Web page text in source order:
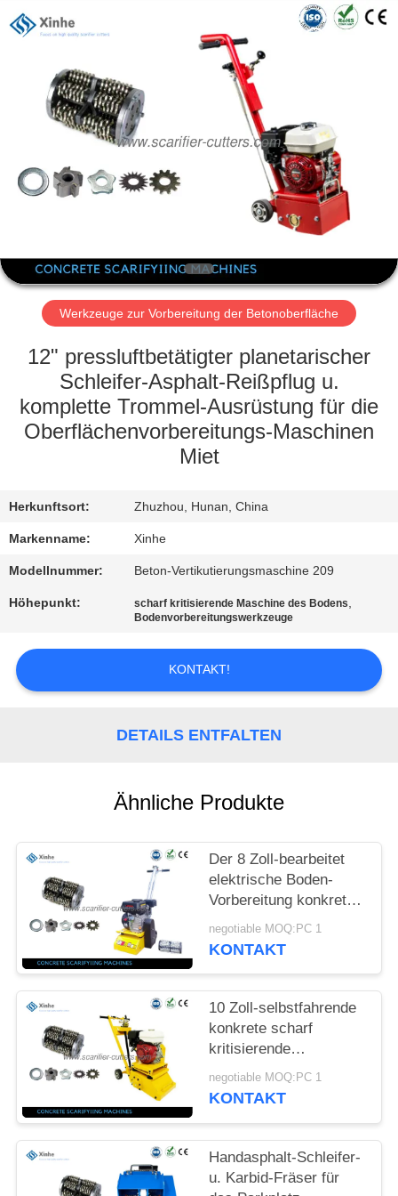
HAUSE
PRODUKTE
ÜBER
UNS
WERKSBESICHTIGUNG
QUALITÄTSKONTROLLE
MIT
UNS
NEUIGKEITEN
RECHTSSACHEN
DATENSCHUTZ-
BESTIMMUNGEN
Industry
Co.,
Werkzeuge zur Vorbereitung der Betonoberfläche
12" pressluftbetätigter planetarischer
Schleifer-Asphalt-Reißpflug u.
komplette Trommel-Ausrüstung für die
Oberflächenvorbereitungs-Maschinen
Miet
Herkunftsort: Zhuzhou, Hunan, China
Markenname: Xinhe
Modellnummer: Beton-Vertikutierungsmaschine 209
Höhepunkt: scharf kritisierende Maschine des Bodens,
Bodenvorbereitungswerkzeuge
KONTAKT!
DETAILS ENTFALTEN
Ähnliche Produkte
Der 8 Zoll-bearbeitet
elektrische Boden-
Vorbereitung konkrete
scharf kritisierende
Maschine für
negotiable MOQ:PC 1
KONTAKT
10 Zoll-selbstfahrende
konkrete scharf
kritisierende
Maschinen-
Oberflächenrouter u.
negotiable MOQ:PC 1
KONTAKT
Handasphalt-Schleifer-
u. Karbid-Fräser für